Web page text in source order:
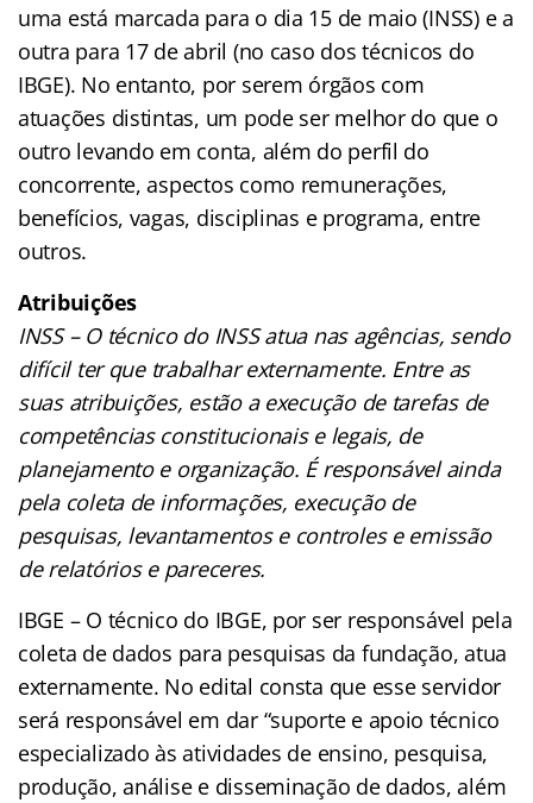
uma está marcada para o dia 15 de maio (INSS) e a
outra para 17 de abril (no caso dos técnicos do
IBGE). No entanto, por serem órgãos com
atuações distintas, um pode ser melhor do que o
outro levando em conta, além do perfil do
concorrente, aspectos como remunerações,
benefícios, vagas, disciplinas e programa, entre
outros.
Atribuições
INSS – O técnico do INSS atua nas agências, sendo
difícil ter que trabalhar externamente. Entre as
suas atribuições, estão a execução de tarefas de
competências constitucionais e legais, de
planejamento e organização. É responsável ainda
pela coleta de informações, execução de
pesquisas, levantamentos e controles e emissão
de relatórios e pareceres.
IBGE – O técnico do IBGE, por ser responsável pela
coleta de dados para pesquisas da fundação, atua
externamente. No edital consta que esse servidor
será responsável em dar “suporte e apoio técnico
especializado às atividades de ensino, pesquisa,
produção, análise e disseminação de dados, além